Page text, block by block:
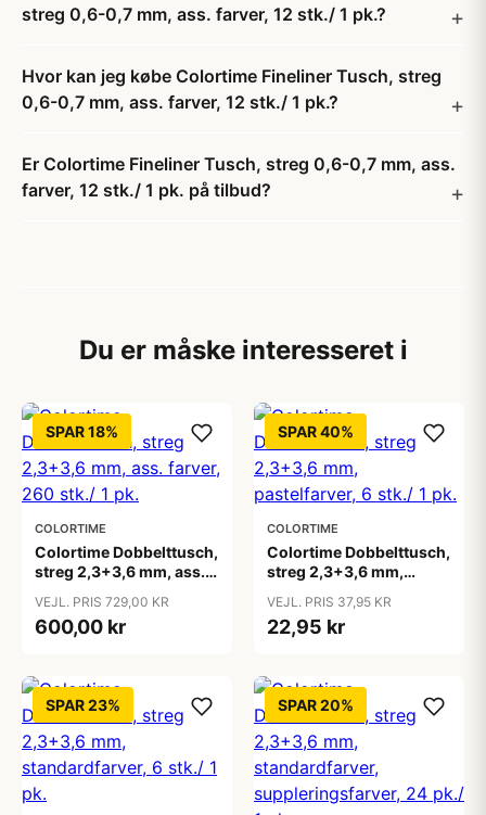
streg 0,6-0,7 mm, ass. farver, 12 stk./ 1 pk.?
Hvor kan jeg købe Colortime Fineliner Tusch, streg
0,6-0,7 mm, ass. farver, 12 stk./ 1 pk.?
Er Colortime Fineliner Tusch, streg 0,6-0,7 mm, ass.
farver, 12 stk./ 1 pk. på tilbud?
Du er måske interesseret i
SPAR 18%
COLORTIME
Colortime Dobbelttusch,
streg 2,3+3,6 mm, ass.
VEJL. PRIS 729,00 KR
600,00 kr
SPAR 40%
COLORTIME
Colortime Dobbelttusch,
streg 2,3+3,6 mm,
VEJL. PRIS 37,95 KR
22,95 kr
SPAR 23% SPAR 20%